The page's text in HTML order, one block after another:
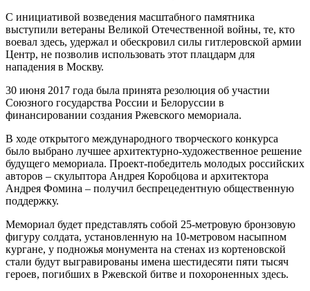
С инициативой возведения масштабного памятника
выступили ветераны Великой Отечественной войны, те, кто
воевал здесь, удержал и обескровил силы гитлеровской армии
Центр, не позволив использовать этот плацдарм для
нападения в Москву.
30 июня 2017 года была принята резолюция об участии
Союзного государства России и Белоруссии в
финансировании создания Ржевского мемориала.
В ходе открытого международного творческого конкурса
было выбрано лучшее архитектурно-художественное решение
будущего мемориала. Проект-победитель молодых российских
авторов – скульптора Андрея Коробцова и архитектора
Андрея Фомина – получил беспрецедентную общественную
поддержку.
Мемориал будет представлять собой 25-метровую бронзовую
фигуру солдата, установленную на 10-метровом насыпном
кургане, у подножья монумента на стенах из кортеновской
стали будут выгравированы имена шестидесяти пяти тысяч
героев, погибших в Ржевской битве и похороненных здесь.